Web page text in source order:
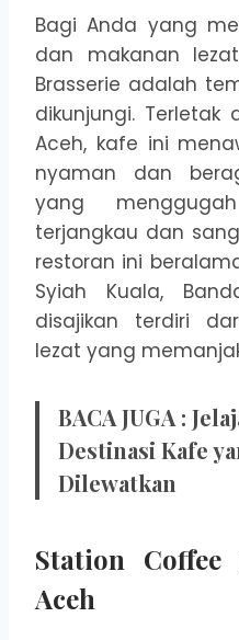
Bagi Anda yang
dan makanan
Brasserie adalah
dikunjungi.
Aceh, kafe ini
nyaman dan
yang
terjangkau dan
restoran ini
Syiah Kuala,
disajikan terdiri
lezat yang
BACA JUGA :
Destinasi Kafe
Dilewatkan
Station Coffee
Aceh